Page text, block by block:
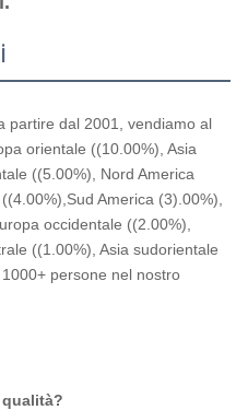
partire dal 2001, vendiamo al
orientale ((10.00%), Asia
((5.00%), Nord America
America (3).00%),
occidentale ((2.00%),
((1.00%), Asia sudorientale
persone nel nostro